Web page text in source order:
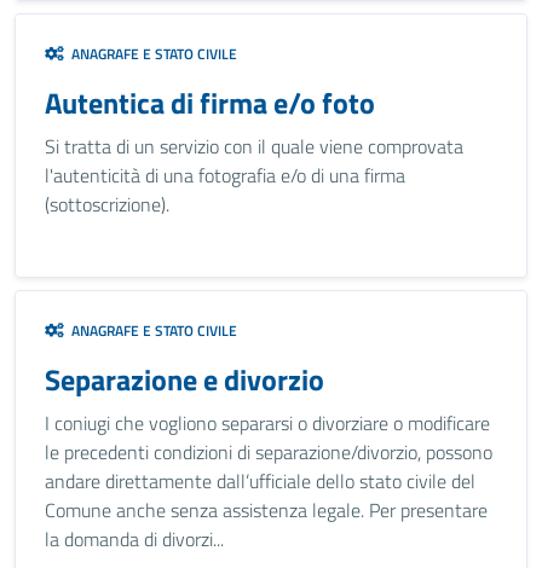
ANAGRAFE E STATO CIVILE
Autentica di firma e/o foto
Si tratta di un servizio con il quale viene comprovata
l'autenticità di una fotografia e/o di una firma
(sottoscrizione).
ANAGRAFE E STATO CIVILE
Separazione e divorzio
I coniugi che vogliono separarsi o divorziare o modificare
le precedenti condizioni di separazione/divorzio, possono
andare direttamente dall’ufficiale dello stato civile del
Comune anche senza assistenza legale. Per presentare
la domanda di divorzi...